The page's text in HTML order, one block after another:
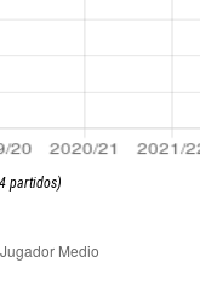
partidos)